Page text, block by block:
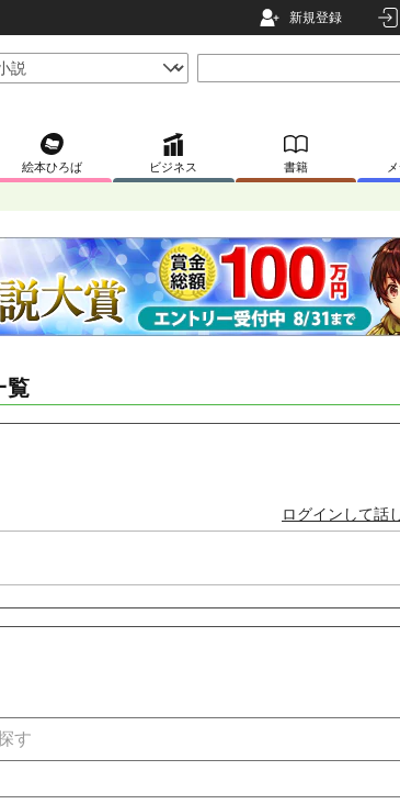
新規登録
絵本ひろば ビジネス 書籍
覧
ログインして話